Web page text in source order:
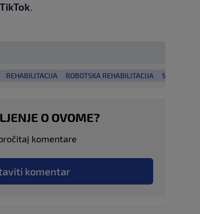
TikTok.
REHABILITACIJA ROBOTSKA REHABILITACIJA
O OVOME?
komentare
komentar